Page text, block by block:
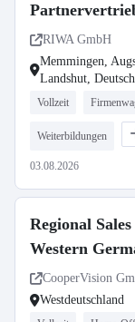
RIWA GmbH
Memmingen,
Landshut,
Vollzeit
Weiterbildungen
03.08.2026
Regional
Western
CooperVision
Westdeutschland